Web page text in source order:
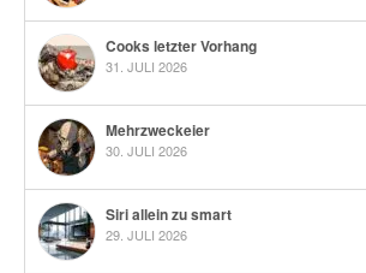
Cooks letzter Vorhang
31. JULI 2026
Mehrzweckeier
30. JULI 2026
Siri allein zu smart
29. JULI 2026